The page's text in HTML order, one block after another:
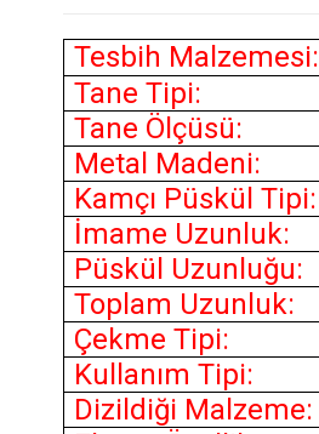
Tesbih Malzemesi:
Tane Tipi:
Tane Ölçüsü:
Metal Madeni:
Kamçı Püskül Tipi:
İmame Uzunluk:
Püskül Uzunluğu:
Toplam Uzunluk:
Çekme Tipi:
Kullanım Tipi:
Dizildiği Malzeme: